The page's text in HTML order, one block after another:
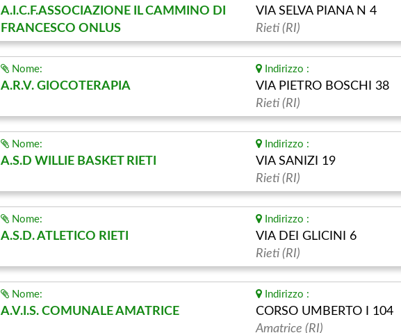
A.I.C.F.ASSOCIAZIONE IL CAMMINO DI
FRANCESCO ONLUS
VIA SELVA PIANA N 4
Rieti (RI)
Nome:
A.R.V. GIOCOTERAPIA
Indirizzo :
VIA PIETRO BOSCHI 38
Rieti (RI)
Nome:
A.S.D WILLIE BASKET RIETI
Indirizzo :
VIA SANIZI 19
Rieti (RI)
Nome:
A.S.D. ATLETICO RIETI
Indirizzo :
VIA DEI GLICINI 6
Rieti (RI)
Nome:
A.V.I.S. COMUNALE AMATRICE
Indirizzo :
CORSO UMBERTO I 104
Amatrice (RI)